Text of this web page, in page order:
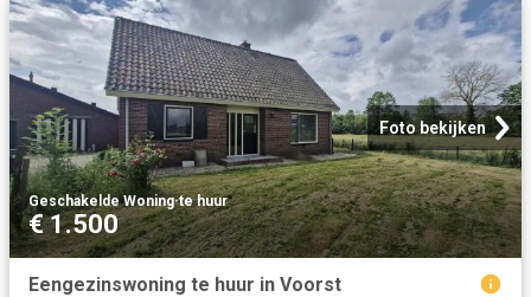
Foto bekijken
Geschakelde Woning·te huur
€ 1.500
Eengezinswoning te huur in Voorst